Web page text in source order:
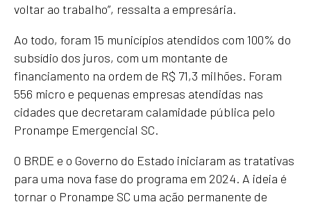
voltar ao trabalho”, ressalta a empresária.
Ao todo, foram 15 municípios atendidos com 100% do
subsídio dos juros, com um montante de
financiamento na ordem de R$ 71,3 milhões. Foram
556 micro e pequenas empresas atendidas nas
cidades que decretaram calamidade pública pelo
Pronampe Emergencial SC.
O BRDE e o Governo do Estado iniciaram as tratativas
para uma nova fase do programa em 2024. A ideia é
tornar o Pronampe SC uma ação permanente de